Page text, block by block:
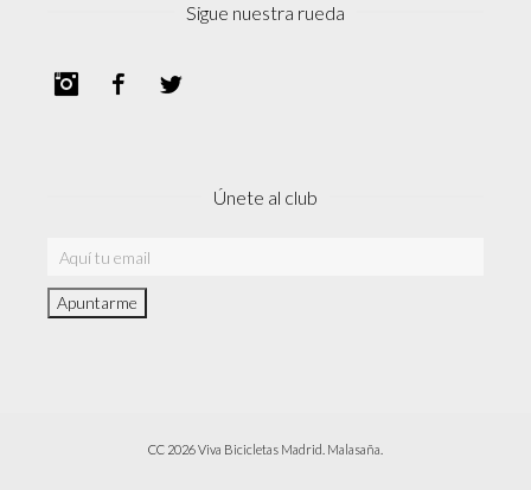
Sigue nuestra rueda
InstagramFacebook
Únete al club
CC 2026 Viva Bicicletas Madrid. Malasaña.